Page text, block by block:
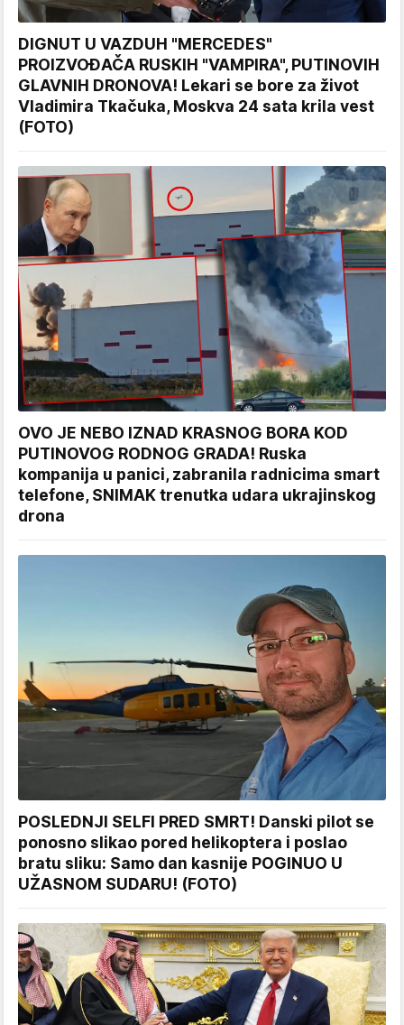
DIGNUT U VAZDUH "MERCEDES"
PROIZVOĐAČA RUSKIH "VAMPIRA", PUTINOVIH
GLAVNIH DRONOVA! Lekari se bore za život
Vladimira Tkačuka, Moskva 24 sata krila vest
(FOTO)
OVO JE NEBO IZNAD KRASNOG BORA KOD
PUTINOVOG RODNOG GRADA! Ruska
kompanija u panici, zabranila radnicima smart
telefone, SNIMAK trenutka udara ukrajinskog
drona
POSLEDNJI SELFI PRED SMRT! Danski pilot se
ponosno slikao pored helikoptera i poslao
bratu sliku: Samo dan kasnije POGINUO U
UŽASNOM SUDARU! (FOTO)